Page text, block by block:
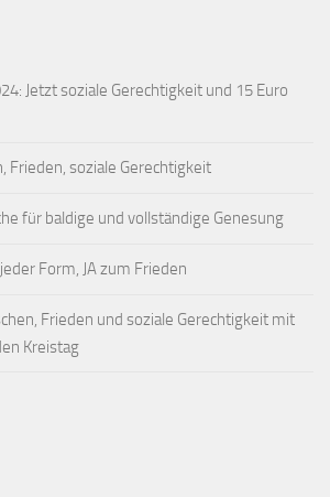
Jetzt soziale Gerechtigkeit und 15 Euro
Frieden, soziale Gerechtigkeit
für baldige und vollständige Genesung
Form, JA zum Frieden
Frieden und soziale Gerechtigkeit mit
Kreistag